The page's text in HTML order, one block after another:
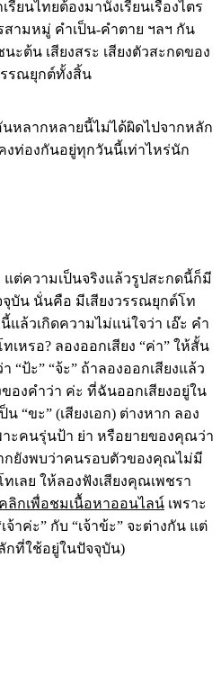
ยนไทยต้องมานั่งเรียนเรื่องไตร
ามหมู่ คำเป็น-คำตาย ฯลฯ กัน
ะต้น เสียงสระ เสียงตัวสะกดของ
รรณยุกต์ทั้งสิ้น
นหลากหลายนี้ไม่ได้ผิดไปจากหลัก
งท่องกันอยู่ทุกวันนี้เท่าไหร่นัก
แต่ความเป็นจริงแล้วรูปสะกดนี้ก็มี
จุบัน นั่นคือ มีเสียงวรรณยุกต์โท
ล้วเกิดความไม่แน่ใจว่า เอ๊ะ คำ
เหรอ? ลองออกเสียง “ค่า” ให้สั้น
“ป้ะ” “จ้ะ” ถ้าลองออกเสียงแล้ว
องคำว่า ค่ะ ที่ฉันออกเสียงอยู่ใน
“ขะ” (เสียงเอก) ต่างหาก ลอง
ะคนรุ่นป้า ย่า หรือยายของคุณว่า
กยังพบว่าคนรอบตัวของคุณไม่มี
ทเลย ให้ลองฟังเสียงคุณเพชรา
คลิกเพื่อชมเนื้อหาออนไลน์ เพราะ
าค่ะ” กับ “เจ้าข้ะ” จะต่างกัน แต่
กที่ใช้อยู่ในปัจจุบัน)